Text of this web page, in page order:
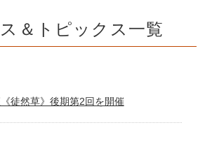
奈良を巡る観光モデルコース
ニュース＆トピックス
＆トピックス一覧
徒然草》後期第2回を開催